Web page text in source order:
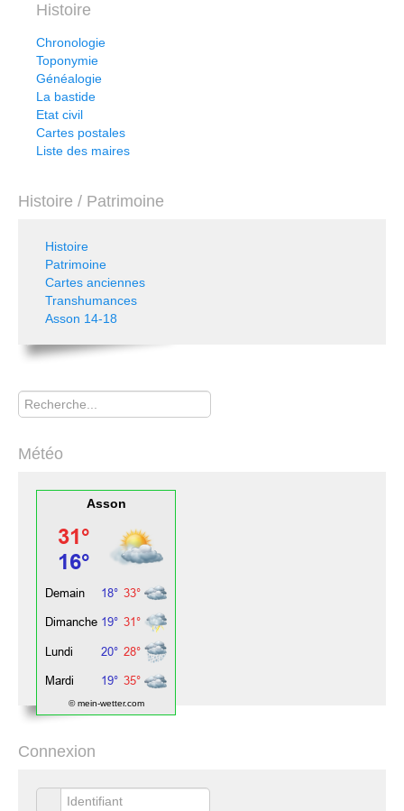
Histoire
Chronologie
Toponymie
Généalogie
La bastide
Etat civil
Cartes postales
Liste des maires
Histoire / Patrimoine
Histoire
Patrimoine
Cartes anciennes
Transhumances
Asson 14-18
Rechercher
Météo
Asson
© mein-wetter.com
Connexion